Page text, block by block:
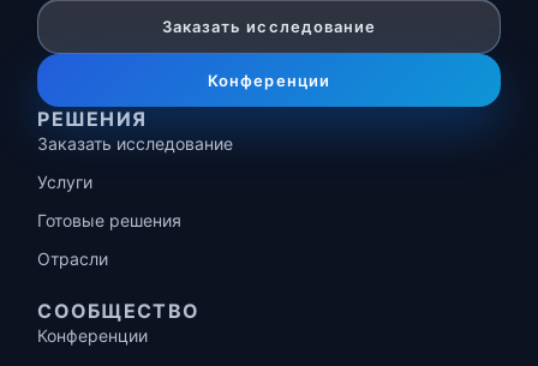
Заказать исследование
Конференции
РЕШЕНИЯ
Заказать исследование
Услуги
Готовые решения
Отрасли
СООБЩЕСТВО
Конференции